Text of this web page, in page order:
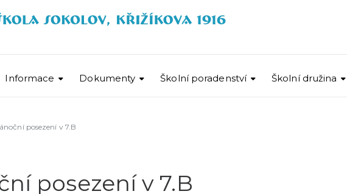
Informace Dokumenty Školní poradenství Školní družina
posezení v 7.B
posezení v 7.B